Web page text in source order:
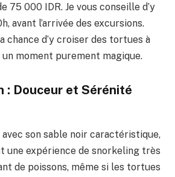
75 000 IDR. Je vous conseille d’y
avant l’arrivée des excursions.
chance d’y croiser des tortues à
moment purement magique.
: Douceur et Sérénité
avec son sable noir caractéristique,
une expérience de snorkeling très
de poissons, même si les tortues